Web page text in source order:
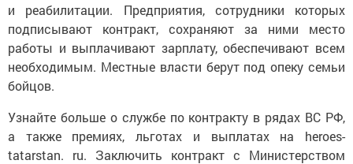
и реабилитации. Предприятия, сотрудники которых
подписывают контракт, сохраняют за ними место
работы и выплачивают зарплату, обеспечивают всем
необходимым. Местные власти берут под опеку семьи
бойцов.
Узнайте больше о службе по контракту в рядах ВС РФ,
а также премиях, льготах и выплатах на heroes-
tatarstan. ru. Заключить контракт с Министерством